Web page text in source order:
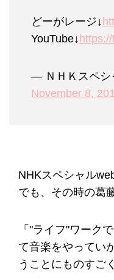
どーがレージ↓
YouTube↓
— ＮＨＫスペシ
November 8,
NHKスペシャル
でも、その時の葛
「"ライフ"ワーク
て音楽をやってい
うことにものすご